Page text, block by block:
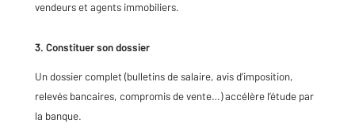
vendeurs et agents immobiliers.
3. Constituer son dossier
Un dossier complet (bulletins de salaire, avis d’imposition,
relevés bancaires, compromis de vente…) accélère l’étude par
la banque.